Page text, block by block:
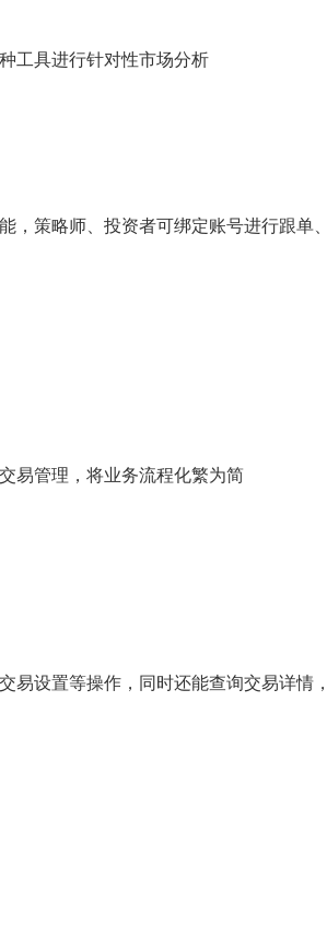
工具进行针对性市场分析
，策略师、投资者可绑定账号进行跟单
易管理，将业务流程化繁为简
设置等操作，同时还能查询交易详情